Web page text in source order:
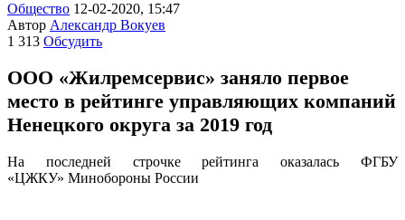
Общество 12-02-2020, 15:47
Автор Александр Вокуев
1 313 Обсудить
ООО «Жилремсервис» заняло первое
место в рейтинге управляющих компаний
Ненецкого округа за 2019 год
На последней строчке рейтинга оказалась ФГБУ
«ЦЖКУ» Минобороны России